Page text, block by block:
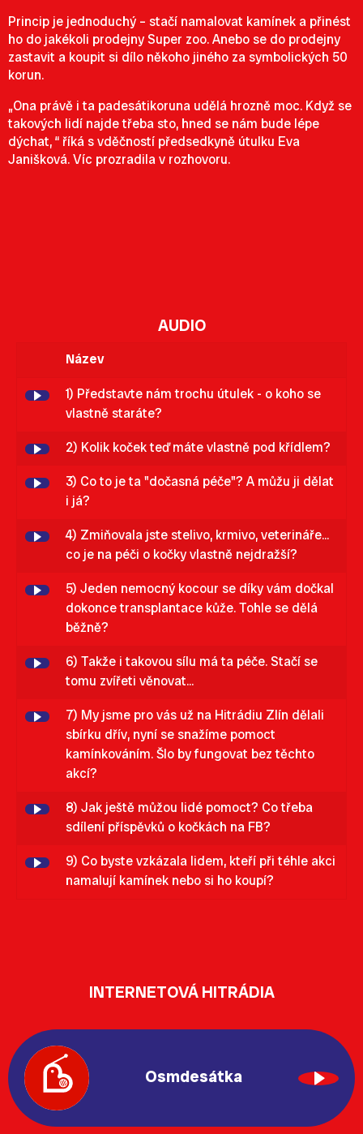
Princip je jednoduchý – stačí namalovat kamínek a přinést
ho do jakékoli prodejny Super zoo. Anebo se do prodejny
zastavit a koupit si dílo někoho jiného za symbolických 50
korun.
„Ona právě i ta padesátikoruna udělá hrozně moc. Když se
takových lidí najde třeba sto, hned se nám bude lépe
dýchat, “ říká s vděčností předsedkyně útulku Eva
Janišková. Víc prozradila v rozhovoru.
AUDIO
Název
1) Představte nám trochu útulek - o koho se
vlastně staráte?
2) Kolik koček teď máte vlastně pod křídlem?
3) Co to je ta "dočasná péče"? A můžu ji dělat
i já?
4) Zmiňovala jste stelivo, krmivo, veterináře...
co je na péči o kočky vlastně nejdražší?
5) Jeden nemocný kocour se díky vám dočkal
dokonce transplantace kůže. Tohle se dělá
běžně?
6) Takže i takovou sílu má ta péče. Stačí se
tomu zvířeti věnovat...
7) My jsme pro vás už na Hitrádiu Zlín dělali
sbírku dřív, nyní se snažíme pomoct
kamínkováním. Šlo by fungovat bez těchto
akcí?
8) Jak ještě můžou lidé pomoct? Co třeba
sdílení příspěvků o kočkách na FB?
9) Co byste vzkázala lidem, kteří při téhle akci
namalují kamínek nebo si ho koupí?
INTERNETOVÁ HITRÁDIA
Osmdesátka